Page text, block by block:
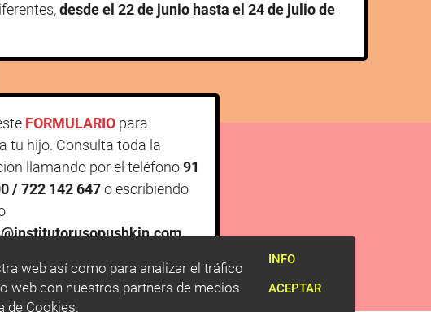
desde el 22 de junio hasta el 24 de julio de
FORMULARIO para
tu hijo. Consulta toda la
llamando por el teléfono91
/ 722 142 647o escribiendo
.
web así como para analizar el tráfico
web con nuestros partners de medios
de Cookies.
INFO
ACEPTAR